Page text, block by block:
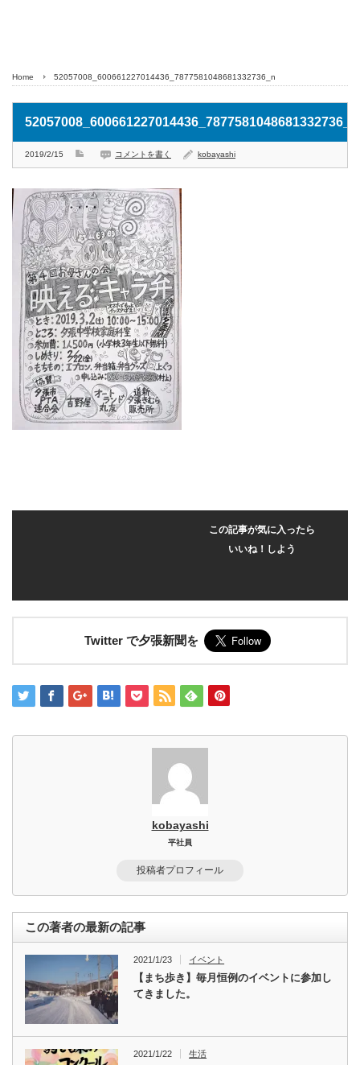
Home 52057008_600661227014436_7877581048681332736_n
52057008_600661227014436_7877581048681332736_n
2019/2/15 コメントを書く kobayashi
この記事が気に入ったら
いいね！しよう
Twitter で夕張新聞を
kobayashi
平社員
投稿者プロフィール
この著者の最新の記事
2021/1/23 イベント
【まち歩き】毎月恒例のイベントに参加し
てきました。
2021/1/22 生活